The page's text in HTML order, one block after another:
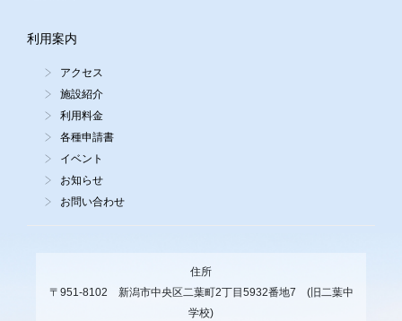
利用案内
アクセス
施設紹介
利用料金
各種申請書
イベント
お知らせ
お問い合わせ
住所
〒951-8102 新潟市中央区二葉町2丁目5932番地7 (旧二葉中
学校)